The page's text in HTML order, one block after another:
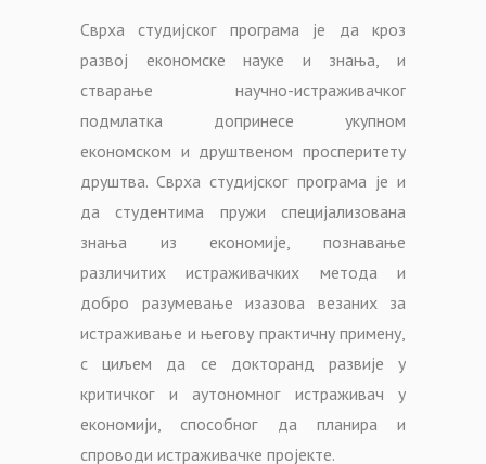
Сврха студијског програма је да кроз
развој економске науке и знања, и
стварање научно-истраживачког
подмлатка допринесе укупном
економском и друштвеном просперитету
друштва. Сврха студијског програма је и
да студентима пружи специјализована
знања из економије, познавање
различитих истраживачких метода и
добро разумевање изазова везаних за
истраживање и његову практичну примену,
с циљем да се докторанд развије у
критичког и аутономног истраживач у
економији, способног да планира и
спроводи истраживачке пројекте.